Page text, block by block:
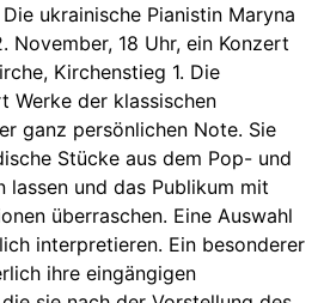
ukrainische Pianistin Maryna
November, 18 Uhr, ein Konzert
Kirchenstieg 1. Die
Werke der klassischen
ganz persönlichen Note. Sie
Stücke aus dem Pop- und
lassen und das Publikum mit
überraschen. Eine Auswahl
interpretieren. Ein besonderer
ihre eingängigen